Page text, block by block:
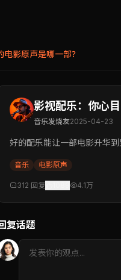
影原声是哪一部？
影视配乐：你心
音乐发烧友2025-04-23
好的配乐能让一部电影升华
音乐 电影原声
312 回复 4.1万
复话题